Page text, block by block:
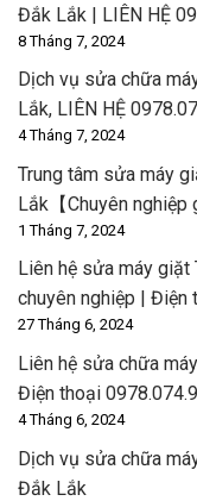
Đắk Lắk | LIÊN HỆ
8 Tháng 7, 2024
Dịch vụ sửa chữa
Lắk, LIÊN HỆ
4 Tháng 7, 2024
Trung tâm sửa máy
Lắk【Chuyên nghiệp
1 Tháng 7, 2024
Liên hệ sửa máy
chuyên nghiệp | Điện
27 Tháng 6, 2024
Liên hệ sửa chữa
Điện thoại
4 Tháng 6, 2024
Dịch vụ sửa chữa
Đắk Lắk